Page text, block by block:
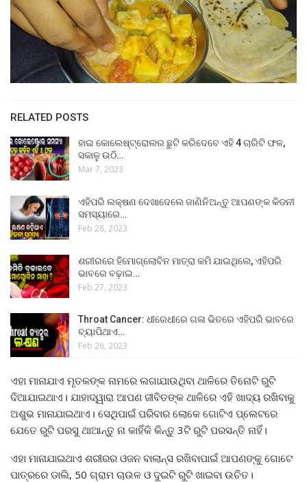
RELATED POSTS
ହାଇ କୋଲେଷ୍ଟ୍ରୋଲର ଛୁଟି କରିଦେବେ ଏହି 4 ଚାରିଟି ଫଳ,
ସକାଳୁ ଉଠି…
Mar 7, 2023
ଏହିପରି ଲକ୍ଷଣ ଦେଖାଦେଲେ ଜାଣିନିଅନ୍ତୁ ଆପଣଙ୍କ କିଡନୀ
ସମସ୍ୟାରେ…
Feb 28, 2023
ଶରୀରରେ ହିମୋଗ୍ଲୋବିନ ମାତ୍ରା କମି ଯାଇଥିଲେ, ଏହିପରି
ଭାବରେ ବଢ଼ାଇ…
Feb 27, 2023
Throat Cancer: ଧୀରେଧୀରେ ଗଳା ଭିତରେ ଏହିପରି ଭାବରେ
ବ୍ୟାପିଥାଏ…
Feb 26, 2023
ଏହା ମାନାଯାଏ ମୃତକଙ୍କ ନାମରେ ଲଗାଯାଉଥିବା ଥାଳିରେ ତିନୋଟି ରୁଟି
ଦିଆଯାଇଥାଏ। ଯାହାଦ୍ୱାରା ଆପଣ ଜୀବିତଙ୍କ ଥାଳିରେ ଏହି ଖାଦ୍ୟ ରଖିବାକୁ
ଅଶୁଭ ମାନାଯାଇଥାଏ। ସେଥିପାଇଁ ପରିବାର ଲୋକେ ଗୋଟିଏ ପ୍ଲେଟରେ
ଯେତେ ରୁଟି ପରସୁ ଥାଆନ୍ତୁ ନା କାହିଁକି କିନ୍ତୁ 3ଟି ରୁଟି ପରସନ୍ତି ନାହିଁ।
ଏହା ମାନାଯାଇଥାଏ ଶରୀରର ଓଜନ ବାଲାନ୍ସ ରଖିବାପାଇଁ ଆପଣଙ୍କୁ ଗୋଟେ
ପାତ୍ରରେ ଡାଲି, 50 ଗ୍ରାମ ଚାଉଳ ଓ ଦୁଇଟି ରୁଟି ଖାଇବା ଉଚିତ।